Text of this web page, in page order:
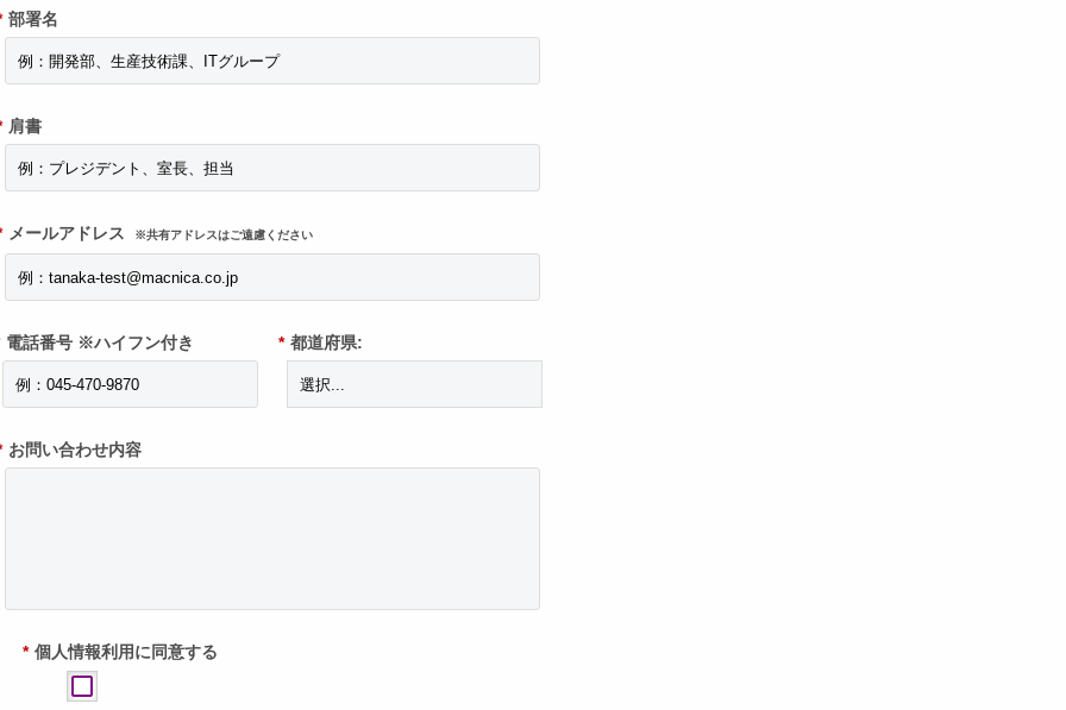
部署名
肩書
メールアドレス ※共有アドレスはご遠慮ください
電話番号 ※ハイフン付き * 都道府県:
お問い合わせ内容
* 個人情報利用に同意する